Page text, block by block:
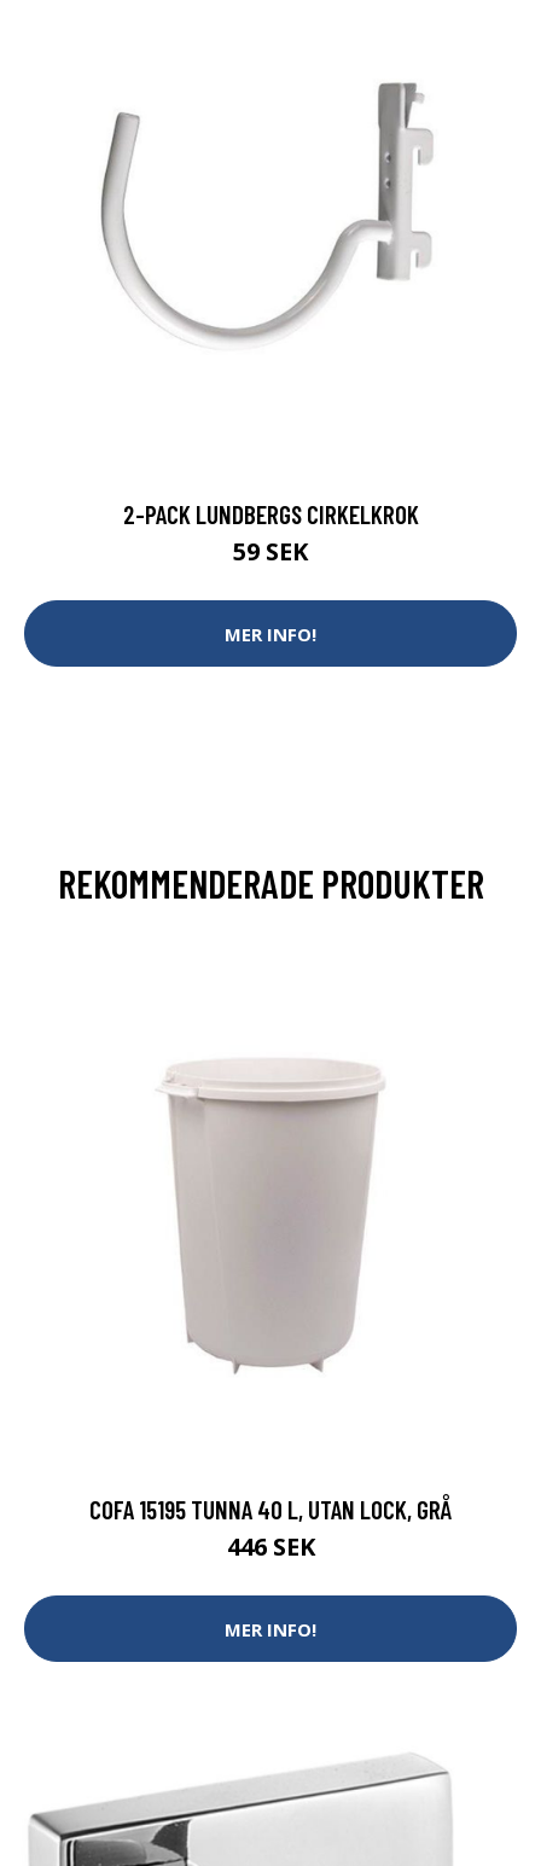
2-PACK LUNDBERGS CIRKELKROK
59 SEK
MER INFO!
REKOMMENDERADE PRODUKTER
COFA 15195 TUNNA 40 L, UTAN LOCK, GRÅ
446 SEK
MER INFO!